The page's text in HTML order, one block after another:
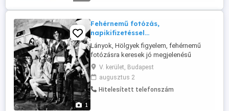
1
Fehérnemű fotózás,
napikifizetéssel...
Lányok, Hölgyek figyelem, fehérnemű
fotózásra keresek jó megjelenésű
hölgyeket, akár kezdőket is, azonnali
kifizetésssel, akár arc nélkül is lehet a
képek elkészítése. Jelentkezés
telefonszámmal, fótóval, ami nem kell,
V. kerület, Budapest
augusztus 2
Hitelesített telefonszám